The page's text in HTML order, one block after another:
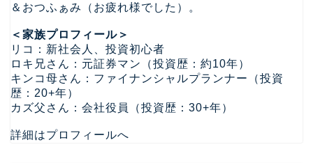
＆おつふぁみ（お疲れ様でした）。
＜家族プロフィール＞
リコ：新社会人、投資初心者
ロキ兄さん：元証券マン（投資歴：約10年）
キンコ母さん：ファイナンシャルプランナー（投資
歴：20+年）
カズ父さん：会社役員（投資歴：30+年）
詳細はプロフィールへ